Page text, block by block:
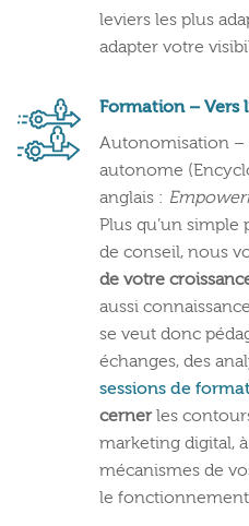
leviers les plus
adapter votre
Formation – Vers
Autonomisation –
autonome
anglais :
Plus qu’un simple
de conseil, nous
de votre
aussi
se veut donc
échanges, des
sessions de
cerner les
marketing digital, à
mécanismes de
le